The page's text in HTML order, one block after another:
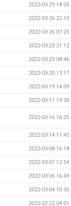
2022-03-29 18:05
2022-03-26 22:10
2022-03-26 07:25
2022-03-23 21:12
2022-03-23 08:46
2022-03-20 13:17
2022-03-19 14:09
2022-03-17 19:30
2022-03-16 16:25
2022-03-14 11:45
2022-03-08 16:18
2022-03-07 12:54
2022-03-06 16:49
2022-03-04 10:35
2022-02-22 04:01